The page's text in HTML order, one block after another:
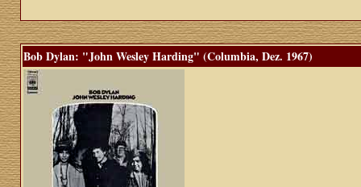
Bob Dylan: "John Wesley Harding" (Columbia, Dez. 1967)